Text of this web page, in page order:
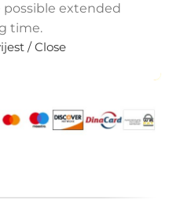
possible extended
time.
/ Close
kupovine